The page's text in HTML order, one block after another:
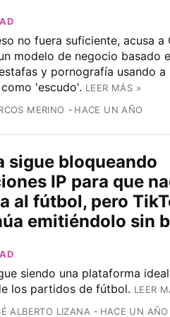
no fuera suficiente, acusa a
modelo de negocio basado
y pornografía usando
'escudo'. LEER MÁS »
MERINO HACE UN AÑO
sigue bloqueando
IP para que
al fútbol, pero
emitiéndolo sin
siendo una plataforma
los partidos de fútbol. LEER
ALBERTO LIZANA HACE UN AÑO